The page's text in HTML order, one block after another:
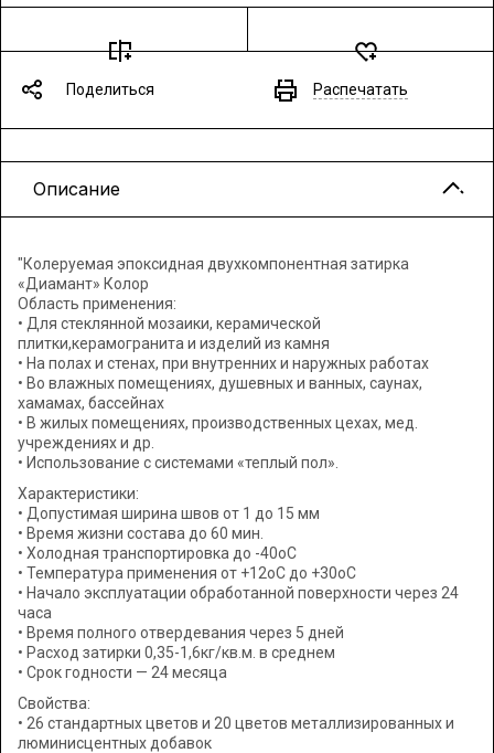
Поделиться Распечатать
Описание
"Колеруемая эпоксидная двухкомпонентная затирка
«Диамант» Колор
Область применения:
• Для стеклянной мозаики, керамической
плитки,керамогранита и изделий из камня
• На полах и стенах, при внутренних и наружных работах
• Во влажных помещениях, душевных и ванных, саунах,
хамамах, бассейнах
• В жилых помещениях, производственных цехах, мед.
учреждениях и др.
• Использование с системами «теплый пол».
Характеристики:
• Допустимая ширина швов от 1 до 15 мм
• Время жизни состава до 60 мин.
• Холодная транспортировка до -40оС
• Температура применения от +12оС до +30оС
• Начало эксплуатации обработанной поверхности через 24
часа
• Время полного отвердевания через 5 дней
• Расход затирки 0,35-1,6кг/кв.м. в среднем
• Срок годности — 24 месяца
Свойства:
• 26 стандартных цветов и 20 цветов металлизированных и
люминисцентных добавок